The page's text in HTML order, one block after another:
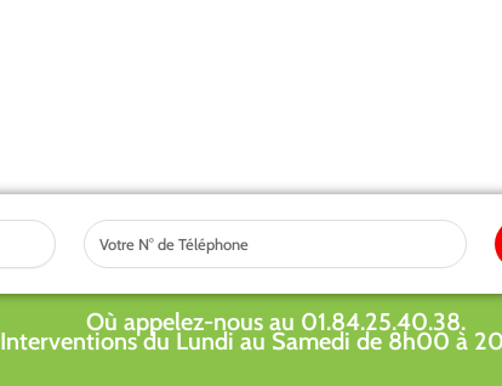
Tel
Où appelez-nous au 01.84.25.40.38.
Interventions du Lundi au Samedi de 8h00 à